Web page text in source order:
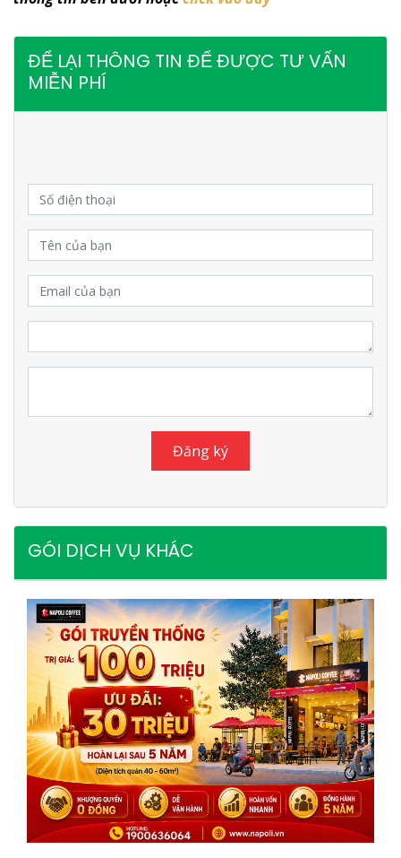
ĐỂ LẠI THÔNG TIN ĐỂ ĐƯỢC TƯ VẤN
MIỄN PHÍ
Đăng ký
GÓI DỊCH VỤ KHÁC